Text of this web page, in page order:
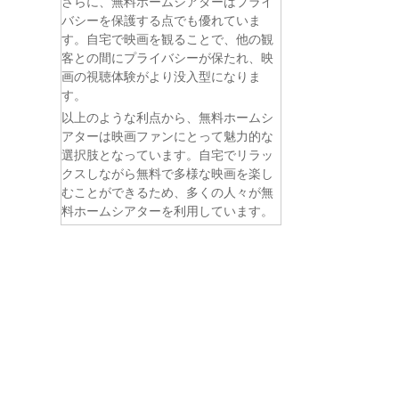
バシーを保護する点でも優れていま
す。自宅で映画を観ることで、他の観
客との間にプライバシーが保たれ、映
画の視聴体験がより没入型になりま
す。
以上のような利点から、無料ホームシ
アターは映画ファンにとって魅力的な
選択肢となっています。自宅でリラッ
クスしながら無料で多様な映画を楽し
むことができるため、多くの人々が無
料ホームシアターを利用しています。